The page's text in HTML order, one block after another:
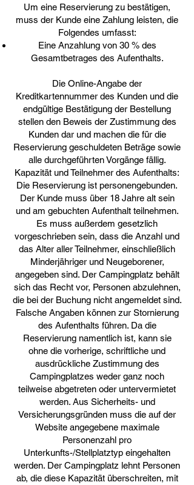
Um eine Reservierung zu bestätigen,
muss der Kunde eine Zahlung leisten, die
Folgendes umfasst:
Eine Anzahlung von 30 % des
Gesamtbetrages des Aufenthalts.
Die Online-Angabe der
Kreditkartennummer des Kunden und die
endgültige Bestätigung der Bestellung
stellen den Beweis der Zustimmung des
Kunden dar und machen die für die
Reservierung geschuldeten Beträge sowie
alle durchgeführten Vorgänge fällig.
Kapazität und Teilnehmer des Aufenthalts:
Die Reservierung ist personengebunden.
Der Kunde muss über 18 Jahre alt sein
und am gebuchten Aufenthalt teilnehmen.
Es muss außerdem gesetzlich
vorgeschrieben sein, dass die Anzahl und
das Alter aller Teilnehmer, einschließlich
Minderjähriger und Neugeborener,
angegeben sind. Der Campingplatz behält
sich das Recht vor, Personen abzulehnen,
die bei der Buchung nicht angemeldet sind.
Falsche Angaben können zur Stornierung
des Aufenthalts führen. Da die
Reservierung namentlich ist, kann sie
ohne die vorherige, schriftliche und
ausdrückliche Zustimmung des
Campingplatzes weder ganz noch
teilweise abgetreten oder untervermietet
werden. Aus Sicherheits- und
Versicherungsgründen muss die auf der
Website angegebene maximale
Personenzahl pro
Unterkunfts-/Stellplatztyp eingehalten
werden. Der Campingplatz lehnt Personen
ab, die diese Kapazität überschreiten, mit